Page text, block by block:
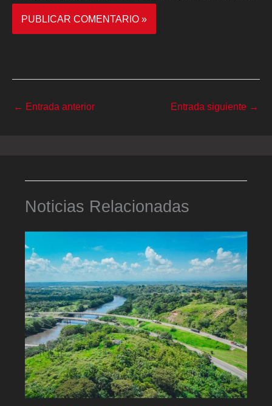
← Entrada anterior Entrada siguiente →
Noticias Relacionadas